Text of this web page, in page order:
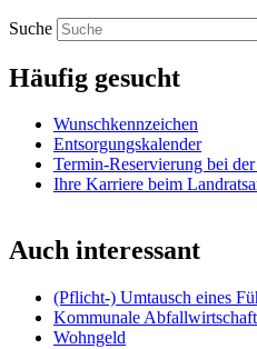
Suche
Häufig gesucht
Wunschkennzeichen
Entsorgungskalender
Termin-Reservierung bei
Ihre Karriere beim
Auch interessant
(Pflicht-) Umtausch eines
Kommunale Abfallwirtschaft
Wohngeld